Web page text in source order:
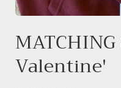
openen
in
Valentine'